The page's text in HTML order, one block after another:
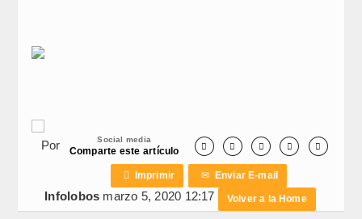
Social media
Comparte este artículo     
 Imprimir ✉ Enviar E-mail
Por
Infolobos marzo 5, 2020 12:17 Volver a la Home